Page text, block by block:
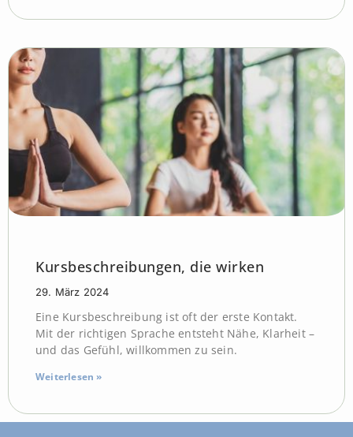
Kursbeschreibungen, die wirken
29. März 2024
Eine Kursbeschreibung ist oft der erste Kontakt.
Mit der richtigen Sprache entsteht Nähe, Klarheit –
und das Gefühl, willkommen zu sein.
Weiterlesen »